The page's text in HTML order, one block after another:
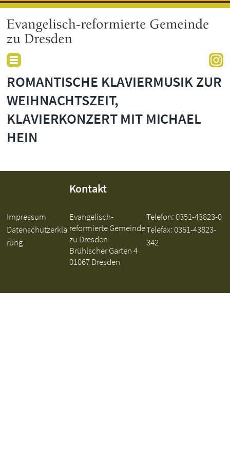
ROMANTISCHE KLAVIERMUSIK ZUR
WEIHNACHTSZEIT,
KLAVIERKONZERT MIT MICHAEL
HEIN
Impressum
Datenschutzerklä
rung
Kontakt
Evangelisch-
reformierte Gemeinde
zu Dresden
Brühlscher Garten 4
01067 Dresden
Telefon:0351-43823-0
Telefax: 0351-43823-
342